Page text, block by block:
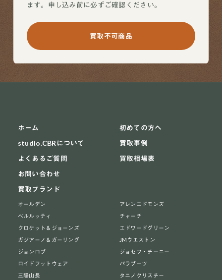
ます。申し込み前に必ずご確認ください。
買取不可商品
ホーム
studio.CBRについて
よくあるご質問
お問い合わせ
初めての方へ
買取事例
買取相場表
買取ブランド
オールデン
アレンエドモンズ
ベルルッティ
チャーチ
クロケット＆ジョーンズ
エドワードグリーン
ガジアーノ＆ガーリング
JMウエストン
ジョンロブ
ジョセフ・チーニー
ロイドフットウェア
パラブーツ
三陽山長
タニノクリスチー